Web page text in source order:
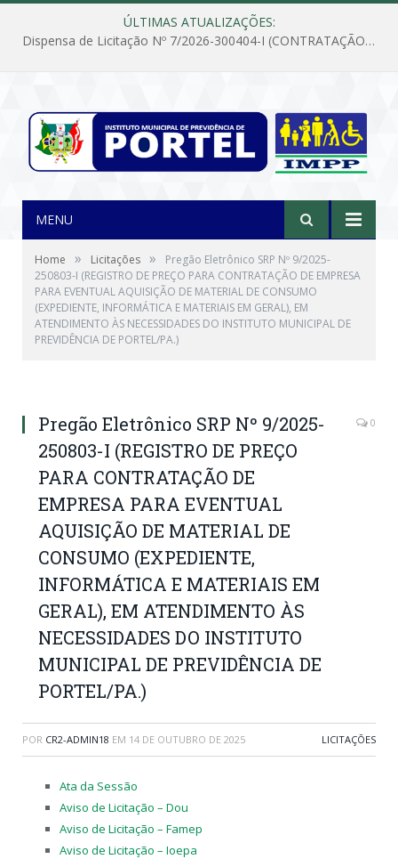
ÚLTIMAS ATUALIZAÇÕES:
Dispensa de Licitação Nº 7/2026-300404-I (CONTRATAÇÃO DE EMPRESA PARA MANUTENÇÃO E REPARAÇÃO DE APARELHOS DE AR CONDICIONADO, EM ATENDIMENTO ÀS NECESSIDADES DO INSTITUTO DE PREVIDÊNCIA MUNICIPAL DE PORTEL/PA)
MENU
Home » Licitações »
Pregão Eletrônico SRP Nº 9/2025-
250803-I (REGISTRO DE PREÇO PARA CONTRATAÇÃO DE EMPRESA
PARA EVENTUAL AQUISIÇÃO DE MATERIAL DE CONSUMO
(EXPEDIENTE, INFORMÁTICA E MATERIAIS EM GERAL), EM
ATENDIMENTO ÀS NECESSIDADES DO INSTITUTO MUNICIPAL DE
PREVIDÊNCIA DE PORTEL/PA.)
Pregão Eletrônico SRP Nº 9/2025-
250803-I (REGISTRO DE PREÇO
PARA CONTRATAÇÃO DE
EMPRESA PARA EVENTUAL
AQUISIÇÃO DE MATERIAL DE
CONSUMO (EXPEDIENTE,
INFORMÁTICA E MATERIAIS EM
GERAL), EM ATENDIMENTO ÀS
NECESSIDADES DO INSTITUTO
MUNICIPAL DE PREVIDÊNCIA DE
PORTEL/PA.)
0
POR CR2-ADMIN18 EM 14 DE OUTUBRO DE 2025 LICITAÇÕES
Ata da Sessão
Aviso de Licitação – Dou
Aviso de Licitação – Famep
Aviso de Licitação – Ioepa